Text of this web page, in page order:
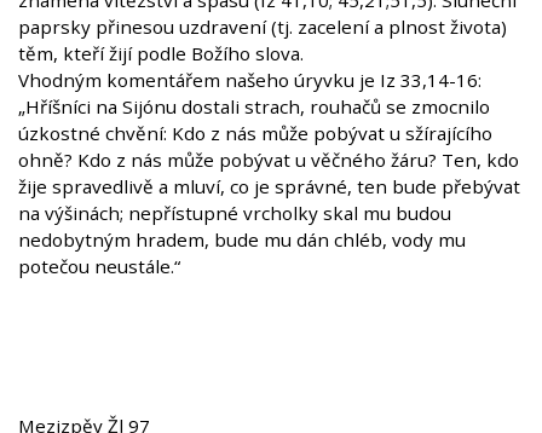
paprsky přinesou uzdravení (tj. zacelení a plnost života)
těm, kteří žijí podle Božího slova.
Vhodným komentářem našeho úryvku je Iz 33,14-16:
„Hříšníci na Sijónu dostali strach, rouhačů se zmocnilo
úzkostné chvění: Kdo z nás může pobývat u sžírajícího
ohně? Kdo z nás může pobývat u věčného žáru? Ten, kdo
žije spravedlivě a mluví, co je správné, ten bude přebývat
na výšinách; nepřístupné vrcholky skal mu budou
nedobytným hradem, bude mu dán chléb, vody mu
potečou neustále.“
Mezizpěv Žl 97